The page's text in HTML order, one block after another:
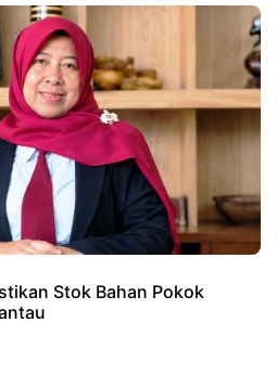
Stok Bahan Pokok